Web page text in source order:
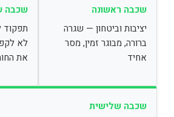
שכבה ראשונה
יציבות וביטחון — שגרה
ברורה, מבוגר זמין, מסר
אחיד
שכבה
תפקוד
לא
את
שכבה שלישית